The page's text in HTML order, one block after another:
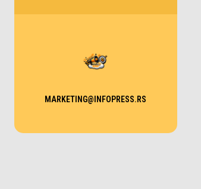
MARKETING@INFOPRESS.RS